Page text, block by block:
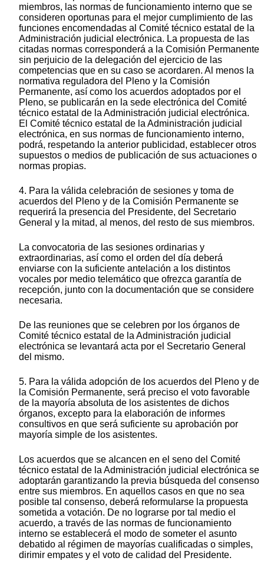
miembros, las normas de funcionamiento interno que se
consideren oportunas para el mejor cumplimiento de las
funciones encomendadas al Comité técnico estatal de la
Administración judicial electrónica. La propuesta de las
citadas normas corresponderá a la Comisión Permanente
sin perjuicio de la delegación del ejercicio de las
competencias que en su caso se acordaren. Al menos la
normativa reguladora del Pleno y la Comisión
Permanente, así como los acuerdos adoptados por el
Pleno, se publicarán en la sede electrónica del Comité
técnico estatal de la Administración judicial electrónica.
El Comité técnico estatal de la Administración judicial
electrónica, en sus normas de funcionamiento interno,
podrá, respetando la anterior publicidad, establecer otros
supuestos o medios de publicación de sus actuaciones o
normas propias.
4. Para la válida celebración de sesiones y toma de
acuerdos del Pleno y de la Comisión Permanente se
requerirá la presencia del Presidente, del Secretario
General y la mitad, al menos, del resto de sus miembros.
La convocatoria de las sesiones ordinarias y
extraordinarias, así como el orden del día deberá
enviarse con la suficiente antelación a los distintos
vocales por medio telemático que ofrezca garantía de
recepción, junto con la documentación que se considere
necesaria.
De las reuniones que se celebren por los órganos de
Comité técnico estatal de la Administración judicial
electrónica se levantará acta por el Secretario General
del mismo.
5. Para la válida adopción de los acuerdos del Pleno y de
la Comisión Permanente, será preciso el voto favorable
de la mayoría absoluta de los asistentes de dichos
órganos, excepto para la elaboración de informes
consultivos en que será suficiente su aprobación por
mayoría simple de los asistentes.
Los acuerdos que se alcancen en el seno del Comité
técnico estatal de la Administración judicial electrónica se
adoptarán garantizando la previa búsqueda del consenso
entre sus miembros. En aquellos casos en que no sea
posible tal consenso, deberá reformularse la propuesta
sometida a votación. De no lograrse por tal medio el
acuerdo, a través de las normas de funcionamiento
interno se establecerá el modo de someter el asunto
debatido al régimen de mayorías cualificadas o simples,
dirimir empates y el voto de calidad del Presidente.